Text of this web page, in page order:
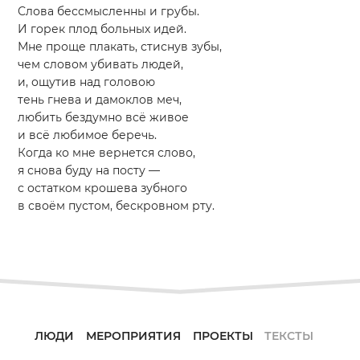
Слова бессмысленны и грубы.
И горек плод больных идей.
Мне проще плакать, стиснув зубы,
чем словом убивать людей,
и, ощутив над головою
тень гнева и дамоклов меч,
любить бездумно всё живое
и всё любимое беречь.
Когда ко мне вернется слово,
я снова буду на посту —
с остатком крошева зубного
в своём пустом, бескровном рту.
ЛЮДИ МЕРОПРИЯТИЯ ПРОЕКТЫ
ТЕКСТЫ